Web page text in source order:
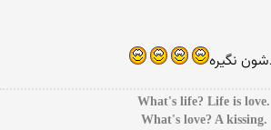
نگیره
.What's life? Life is love
.What's love? A kissing